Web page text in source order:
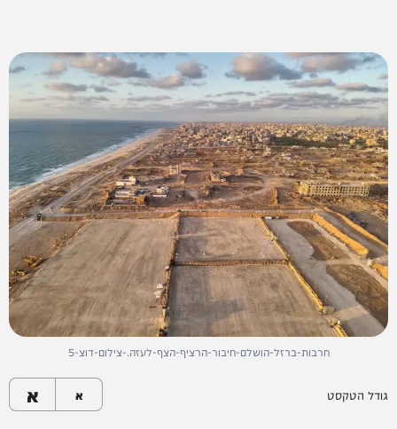
חרבות-ברזל-הושלם-חיבור-הרציף-הצף-לעזה.-צילום-דוצ-5
גודל הטקסט א א